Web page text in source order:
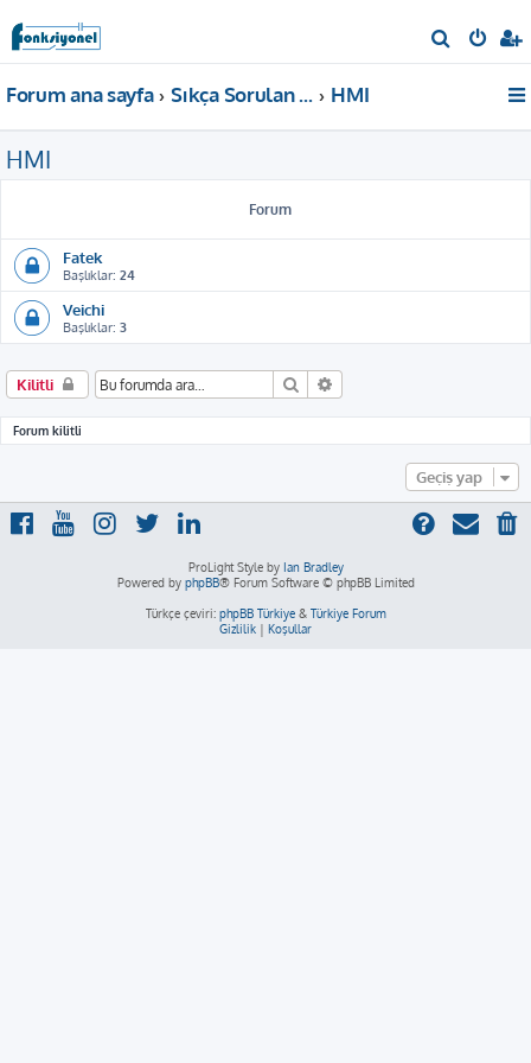
r
Forum ana sayfa Sıkça Sorulan Sorular HMI
HMI
Forum
Fatek
Başlıklar: 24
Veichi
Başlıklar: 3
Kilitli Ara
Forum kilitli
Geçiş yap
ProLight Style by Ian Bradley
Powered by phpBB® Forum Software © phpBB Limited
Türkçe çeviri: phpBB Türkiye& Türkiye Forum
Gizlilik | Koşullar